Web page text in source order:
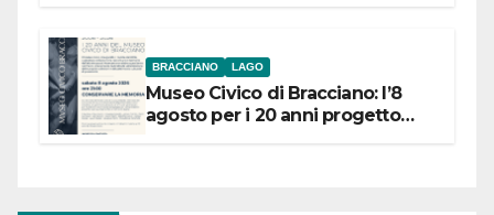
BRACCIANO LAGO
Museo Civico di Bracciano: l’8
agosto per i 20 anni progetto